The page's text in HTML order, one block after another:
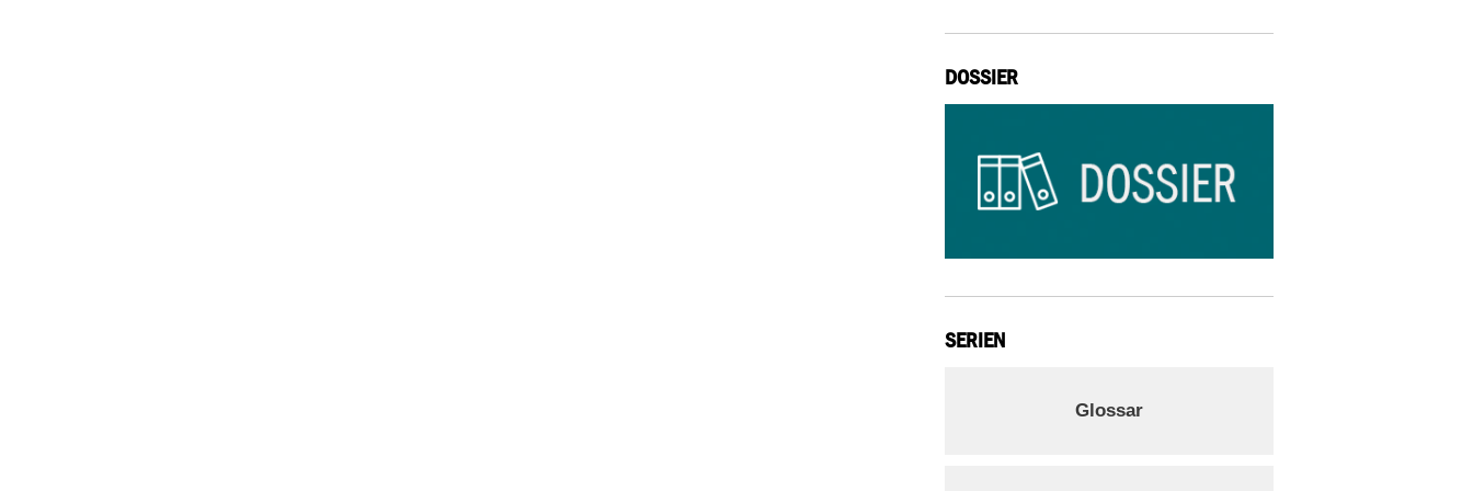
DOSSIER
SERIEN
Glossar